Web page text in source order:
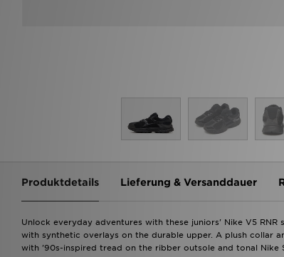
Produktdetails Lieferung & Versanddauer
Unlock everyday adventures with these juniors' Nike V5
with synthetic overlays on the durable upper. A plush collar
with '90s-inspired tread on the ribber outsole and tonal Nike